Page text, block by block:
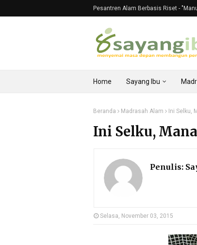
Pesantren Alam Berbasis Riset -
Home Sayang Ibu
Beranda Madrasah Alam Ini Selku,
Ini Selku,
Penulis:
Selasa, November 03, 2015